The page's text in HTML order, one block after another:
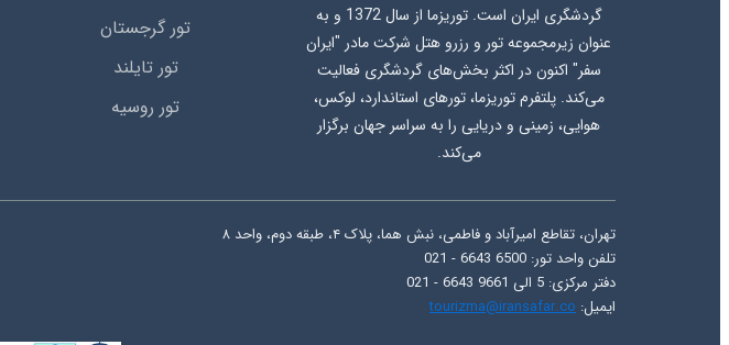
گردشگری ایران است. توریزما از سال 1372 و به
عنوان زیرمجموعه تور و رزرو هتل شرکت مادر "ایران
سفر" اکنون در اکثر بخش‌های گردشگری فعالیت
می‌کند. پلتفرم توریزما، تورهای استاندارد، لوکس،
هوایی، زمینی و دریایی را به سراسر جهان برگزار
می‌کند.
تور گرجستان
تور تایلند
تور روسیه
تهران، تقاطع امیرآباد و فاطمی، نبش هما، پلاک ۴، طبقه دوم، واحد ۸
تلفن واحد تور: 6500 6643 - 021
دفتر مرکزی: 5 الی 9661 6643 - 021
ایمیل: tourizma@iransafar.co